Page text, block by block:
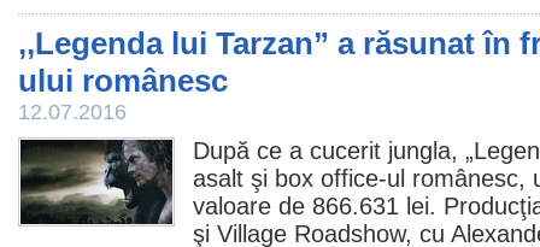
,,Legenda lui Tarzan” a răsunat în
ului românesc
12.07.2016
După ce a cucerit jungla, „
asalt şi box office-ul românesc,
valoare de 866.631 lei.
şi Village Roadshow, cu